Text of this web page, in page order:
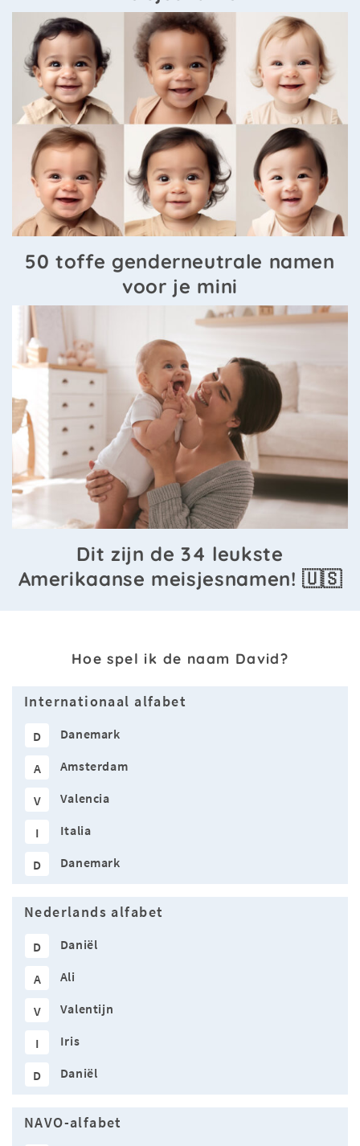
50 toffe genderneutrale namen
voor je mini
Dit zijn de 34 leukste
Amerikaanse meisjesnamen! 🇺🇸
Hoe spel ik de naam David?
Internationaal alfabet
D Danemark
A Amsterdam
V Valencia
I Italia
D Danemark
Nederlands alfabet
D Daniël
A Ali
V Valentijn
I Iris
D Daniël
NAVO-alfabet